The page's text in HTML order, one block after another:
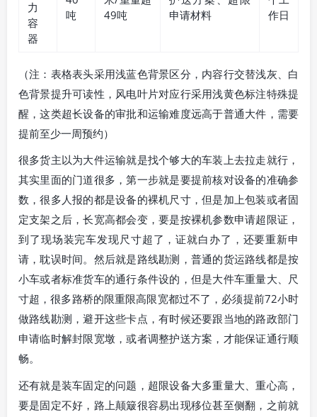
力
容
器
吨
49吨
申请材料
作日
（注：表格表头采用浅蓝色背景区分，内容行交替浅灰、白
色背景提升可读性，风电叶片对应行采用浅黄色标注特殊提
醒，这类超长设备的审批和运输难度远高于普通大件，需要
提前至少一周预约）
很多货主以为大件运输就是找个够大的车装上去拉走就行，
其实里面的门道很多，第一步就是要提前核对设备的准确参
数，很多人报的都是设备的裸机尺寸，但是加上包装或者固
定支架之后，长宽高都会变，要是按裸机参数申请超限证，
到了现场装完车发现尺寸超了，证就白办了，还要重新申
请，耽误时间。然后就是路线勘测，普通的货运路线都是按
小车或者标准货车的通行条件设的，但是大件车重量大、尺
寸超，很多路桥的限重限高限宽都过不了，必须提前72小时
做路线勘测，避开这些卡点，有时候还要跟当地的路政部门
申请临时解封限宽墩，或者调整护送方案，才能保证通行顺
畅。
还有就是装车固定的问题，超限设备大多重量大、重心高，
要是固定不好，路上颠簸很容易出现移位甚至侧翻，之前就